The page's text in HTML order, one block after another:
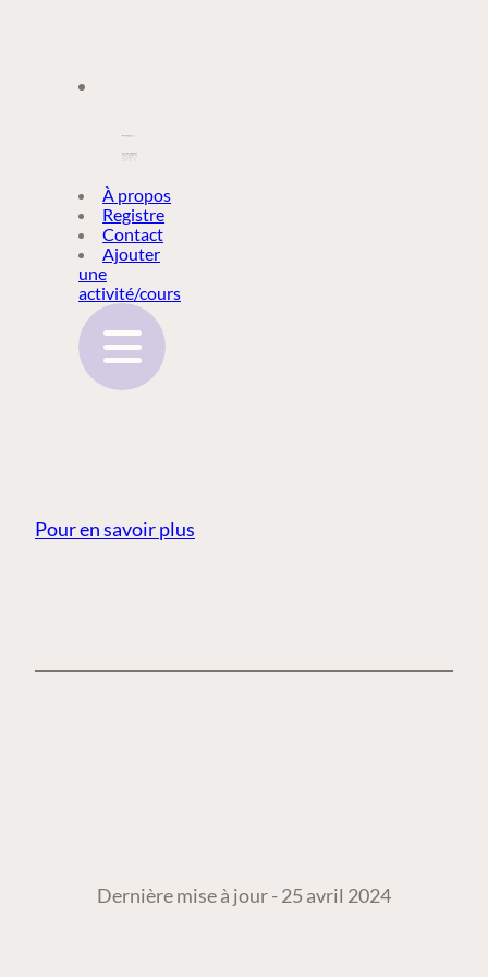
REGISTRE
CONTACT
À propos
Registre
Contact
Ajouter
une
activité/cours
Pour en savoir plus
Dernière mise à jour - 25 avril 2024